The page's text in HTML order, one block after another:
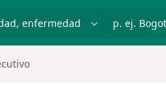
p. ej.